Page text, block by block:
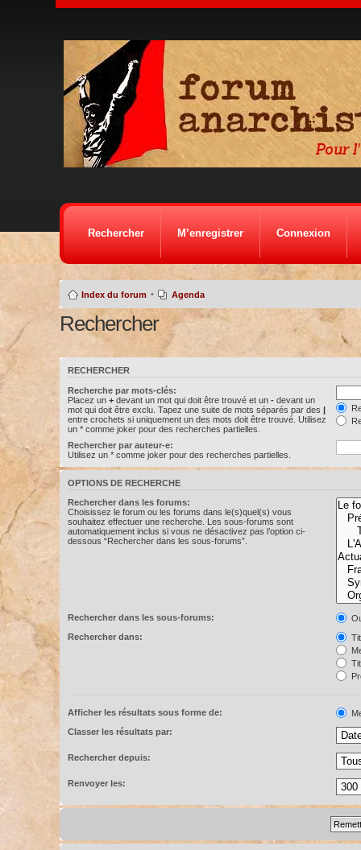
Rechercher M’enregistrer Connexion
Index du forum • Agenda
Rechercher
RECHERCHER
Recherche par mots-clés:
Placez un +devant un mot qui doit être trouvé et un -devant un
mot qui doit être exclu. Tapez une suite de mots séparés par des |
entre crochets si uniquement un des mots doit être trouvé. Utilisez
un * comme joker pour des recherches partielles.
Rechercher par auteur-e:
Utilisez un * comme joker pour des recherches partielles.
OPTIONS DE RECHERCHE
Rechercher dans les forums:
Choisissez le forum ou les forums dans le(s)quel(s) vous
souhaitez effectuer une recherche. Les sous-forums sont
automatiquement inclus si vous ne désactivez pas l’option ci-
dessous “Rechercher dans les sous-forums”.
Rechercher dans les sous-forums:
Rechercher dans:
Afficher les résultats sous forme de:
Classer les résultats par:
Rechercher depuis:
Renvoyer les: